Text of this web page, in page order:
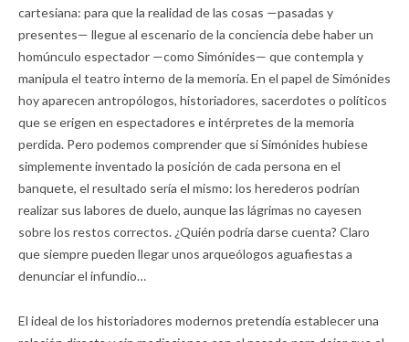
cartesiana: para que la realidad de las cosas —pasadas y
presentes— llegue al escenario de la conciencia debe haber un
homúnculo espectador —como Simónides— que contempla y
manipula el teatro interno de la memoria. En el papel de Simónides
hoy aparecen antropólogos, historiadores, sacerdotes o políticos
que se erigen en espectadores e intérpretes de la memoria
perdida. Pero podemos comprender que si Simónides hubiese
simplemente inventado la posición de cada persona en el
banquete, el resultado sería el mismo: los herederos podrían
realizar sus labores de duelo, aunque las lágrimas no cayesen
sobre los restos correctos. ¿Quién podría darse cuenta? Claro
que siempre pueden llegar unos arqueólogos aguafiestas a
denunciar el infundio…
El ideal de los historiadores modernos pretendía establecer una